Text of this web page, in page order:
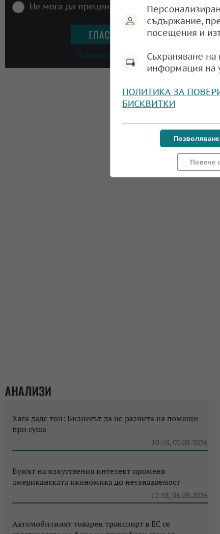
Не мога да преценя
Покажи резултати
АНАЛИЗИ
Хага даде тон: Бизнесът да не разчита на помощи
при суша
10:58, 07.08.2026
Бумът на изкуствения интелект променя
американската икономика до неузнаваемост
12:18, 06.08.2026
Автомобилният товарен транспорт в ЕС се
съдържание,
посещения и
Съхраняване
информация на
ПОЛИТИКА ЗА
БИСКВИТКИ
Повече